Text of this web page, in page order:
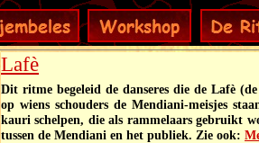
Lafè
Dit ritme begeleid de danseres die de Lafè
op wiens schouders de Mendiani-meisjes
kauri schelpen, die als rammelaars gebruikt
tussen de Mendiani en het publiek. Zie ook: